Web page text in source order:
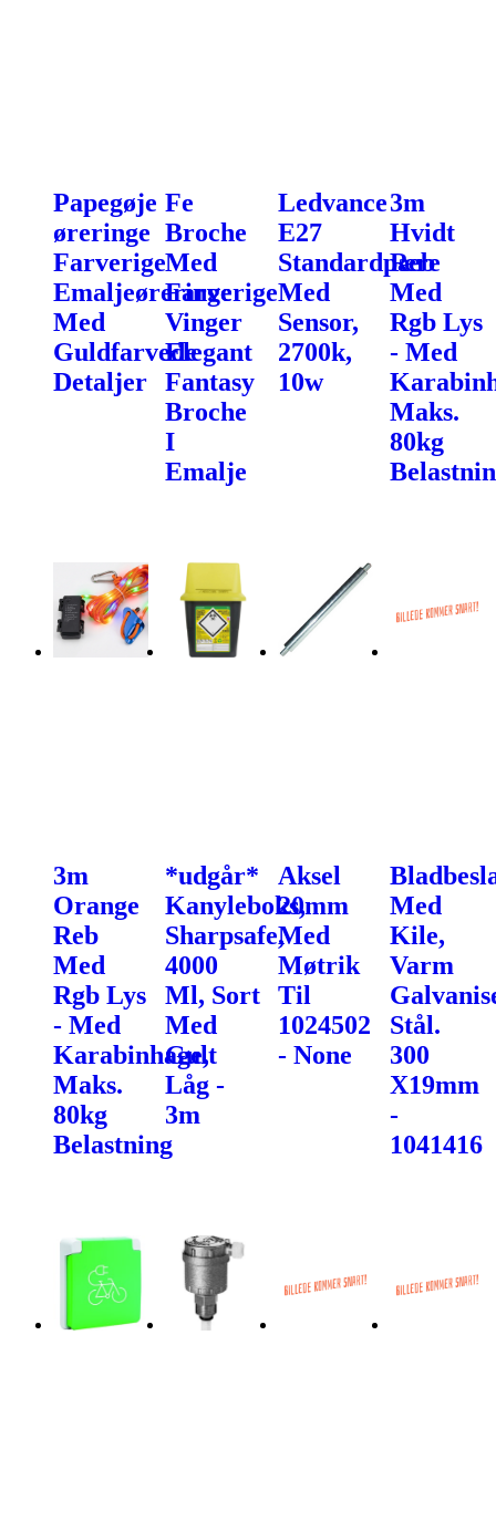
Papegøje
øreringe
Farverige
Emaljeøreringe
Med
Guldfarvede
Detaljer
Fe
Broche
Med
Farverige
Vinger
Elegant
Fantasy
Broche
I
Emalje
Ledvance
E27
Standardpære
Med
Sensor,
2700k,
10w
3m
Hvidt
Reb
Med
Rgb Lys
- Med
Maks.
80kg
3m
Orange
Reb
Med
Rgb Lys
- Med
Karabinhage,
Maks.
80kg
Belastning
*udgår*
Kanyleboks,
Sharpsafe,
4000
Ml, Sort
Med
Gult
Låg -
3m
Aksel
20mm
Med
Møtrik
Til
1024502
- None
Med
Kile,
Varm
Stål.
300
X19mm
-
1041416